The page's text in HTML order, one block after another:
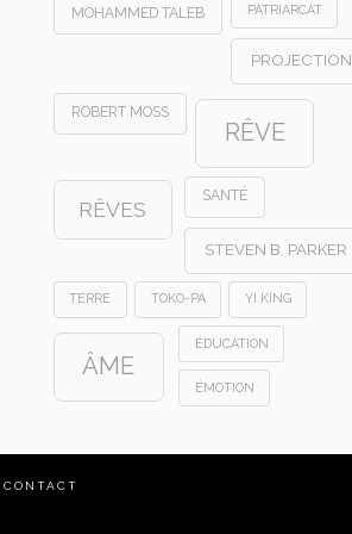
MOHAMMED TALEB PATRIARCAT
PROJECTION
ROBERT MOSS
RÊVE
RÊVES
SANTÉ
STEVEN B. PARKER
TERRE TOKO-PA YI KING
ÂME
ÉDUCATION
ÉMOTION
CONTACT